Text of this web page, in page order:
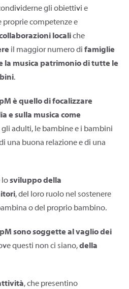
gli obiettivi e
competenze e
localiche
il maggior numero di famiglie
la musica patrimonio di tutte le
.
è quello di focalizzare
e sulla musica come
gli adulti, le bambine e i bambini
una buona relazione e di una
losviluppo della
, del loro ruolo nel sostenere
o del proprio bambino.
sono soggette al vaglio dei
questi non ci siano,della
, che presentino